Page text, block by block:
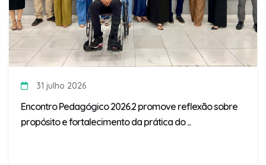
31 julho 2026
Encontro Pedagógico 2026.2 promove reflexão sobre
propósito e fortalecimento da prática do ...